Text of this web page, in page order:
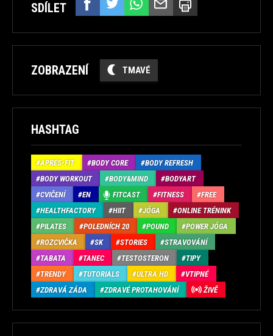
SDÍLET
ZOBRAZENÍ TMAVÉ
HASHTAG
APRÉS-FIT BODY CORE
BODY REFRESH
BODY WORKOUT
BODY&MIND
BODYART
CVIČENÍ
EN FITCAST FITNESS
FREE
HEALTHFACTORY
HIIT JÓGA
ONLINE TRÉNINK
PILATES
POLEDNÍCH 20 POUND
POWER JÓGA
ROZCVIČKA
SK STORIES
STRAVOVÁNÍ
TABATA
TANEC TESTOSTERON
TIPY
TRENDY
TUTORIALS ULTRA HD
VTIPNÉ
ZDRAVÁ ZÁDA
ZDRAVÉ PROTAHOVÁNÍ ŽIVĚ